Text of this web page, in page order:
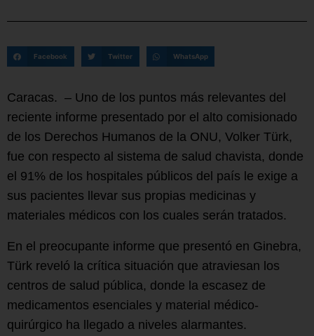
Facebook Twitter WhatsApp
Caracas. – Uno de los puntos más relevantes del
reciente informe presentado por el alto comisionado
de los Derechos Humanos de la ONU, Volker Türk,
fue con respecto al sistema de salud chavista, donde
el 91% de los hospitales públicos del país le exige a
sus pacientes llevar sus propias medicinas y
materiales médicos con los cuales serán tratados.
En el preocupante informe que presentó en Ginebra,
Türk reveló la crítica situación que atraviesan los
centros de salud pública, donde la escasez de
medicamentos esenciales y material médico-
quirúrgico ha llegado a niveles alarmantes.